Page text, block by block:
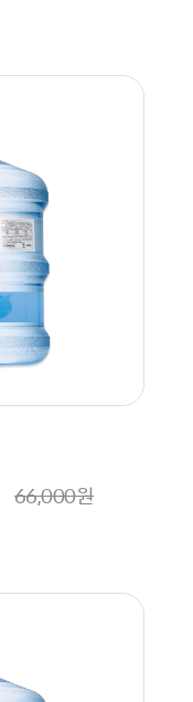
66,000원